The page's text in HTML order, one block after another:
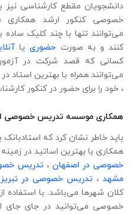
دانشجویان مقطع کارشناسی نیز
خصوصی کنکور ارشد همکاری
می‌توانند تنها با چند کلیک ساده
کنند و به صورت حضوری یا
کسانی که قصد شرکت در آزمون
می‌توانند همراه با بهترین
، خود را برای حضور در کنکور
همکاری موسسه تدریس خصوصی
باید خاطر نشان کرد که
همکاری با بهترین اساتید در زمینه
خصوصی در اصفهان ، تدریس
مشهد ، تدریس خصوصی در تبریز
کلان شهرها می‌باشد. با استفاده
خصوصی می‌توانید در جای جای